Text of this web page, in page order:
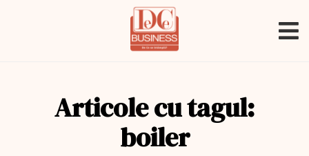
Articole cu tagul:
boiler